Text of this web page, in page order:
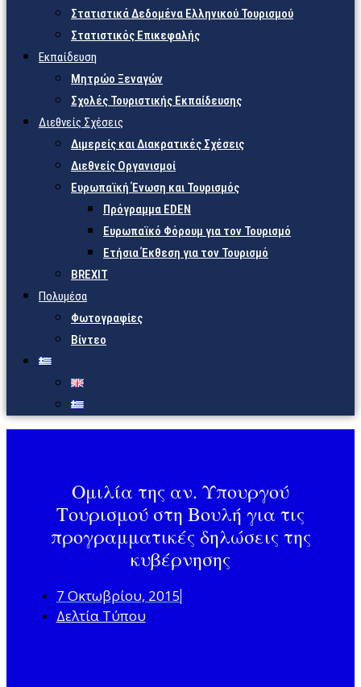
Στατιστικά Δεδομένα Ελληνικού Τουρισμού
Στατιστικός Επικεφαλής
Εκπαίδευση
Μητρώο Ξεναγών
Σχολές Τουριστικής Εκπαίδευσης
Διεθνείς Σχέσεις
Διμερείς και Διακρατικές Σχέσεις
Διεθνείς Οργανισμοί
Ευρωπαϊκή Ένωση και Τουρισμός
Πρόγραμμα EDEN
Ευρωπαϊκό Φόρουμ για τον Τουρισμό
Ετήσια Έκθεση για τον Τουρισμό
BREXIT
Πολυμέσα
Φωτογραφίες
Βίντεο
Ομιλία της αν. Υπουργού
Τουρισμού στη Βουλή για τις
προγραμματικές δηλώσεις της
κυβέρνησης
7 Οκτωβρίου, 2015
Δελτία Τύπου